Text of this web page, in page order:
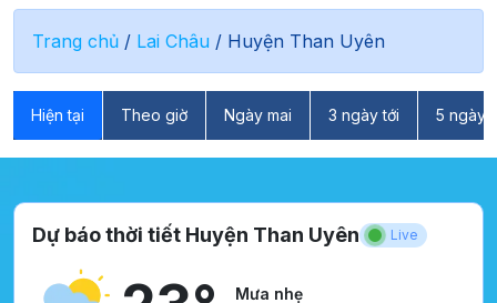
Trang chủ / Lai Châu / Huyện Than Uyên
Hiện tại Theo giờ Ngày mai 3 ngày tới 5 ngày
Dự báo thời tiết Huyện Than Uyên Live
Mưa nhẹ